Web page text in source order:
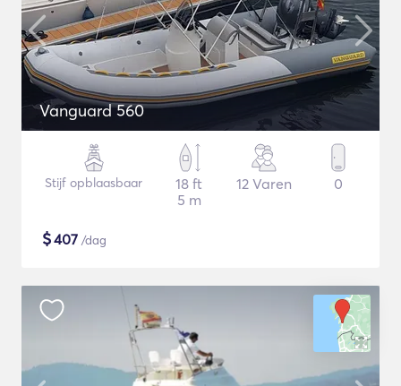
Vanguard 560
Stijf opblaasbaar
18 ft
5 m
12 Varen 0
$407 /dag